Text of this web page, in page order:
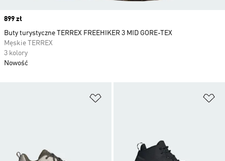
Price
899 zł
Buty turystyczne TERREX FREEHIKER 3 MID GORE-TEX
Męskie TERREX
3 kolory
Nowość